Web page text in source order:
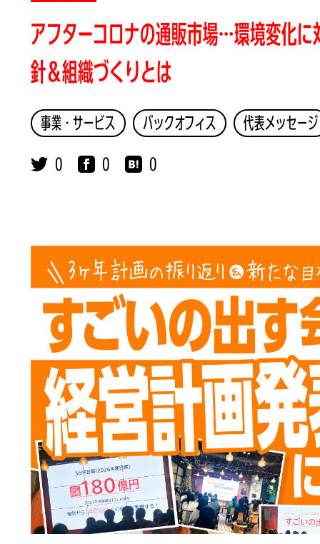
アフターコロナの通販市場…環境変化に
針＆組織づくりとは
事業・サービス バックオフィス 代表メッセージ
0 0 0